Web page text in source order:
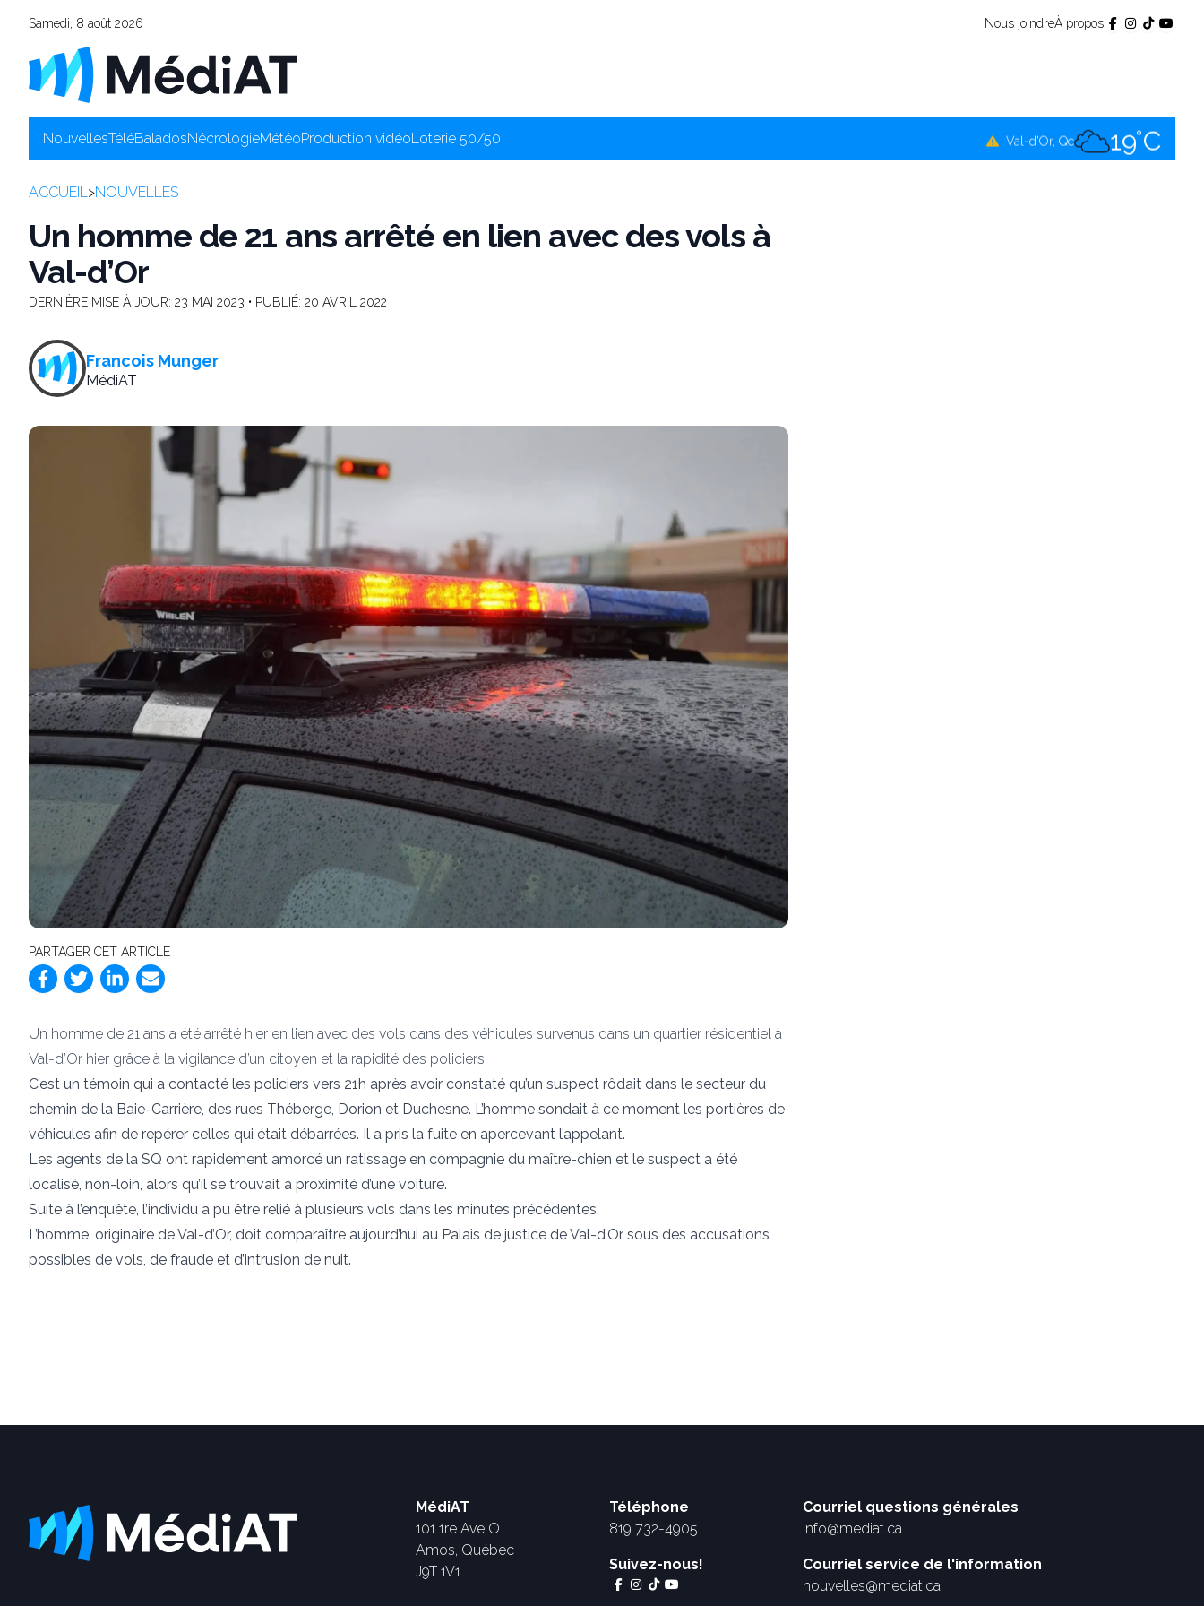
Samedi, 8 août 2026 Nous joindreÀ propos
NouvellesTéléBaladosNécrologieMétéoProduction vidéoLoterie 50/50 Val-d'Or, Qc 19°C
ACCUEIL>NOUVELLES
Un homme de 21 ans arrêté en lien avec des vols à
Val-d’Or
DERNIÈRE MISE À JOUR: 23 MAI 2023 • PUBLIÉ: 20 AVRIL 2022
Francois Munger
MédiAT
PARTAGER CET ARTICLE
Un homme de 21 ans a été arrêté hier en lien avec des vols dans des véhicules survenus dans un quartier résidentiel à
Val-d’Or hier grâce à la vigilance d’un citoyen et la rapidité des policiers.
C’est un témoin qui a contacté les policiers vers 21h après avoir constaté qu’un suspect rôdait dans le secteur du
chemin de la Baie-Carrière, des rues Théberge, Dorion et Duchesne. L’homme sondait à ce moment les portières de
véhicules afin de repérer celles qui était débarrées. Il a pris la fuite en apercevant l’appelant.
Les agents de la SQ ont rapidement amorcé un ratissage en compagnie du maître-chien et le suspect a été
localisé, non-loin, alors qu’il se trouvait à proximité d’une voiture.
Suite à l’enquête, l’individu a pu être relié à plusieurs vols dans les minutes précédentes.
L’homme, originaire de Val-d’Or, doit comparaître aujourd’hui au Palais de justice de Val-d’Or sous des accusations
possibles de vols, de fraude et d’intrusion de nuit.
MédiAT
101 1re Ave O
Amos, Québec
J9T 1V1
Téléphone
819 732-4905
Suivez-nous!
Courriel questions générales
info@mediat.ca
Courriel service de l'information
nouvelles@mediat.ca